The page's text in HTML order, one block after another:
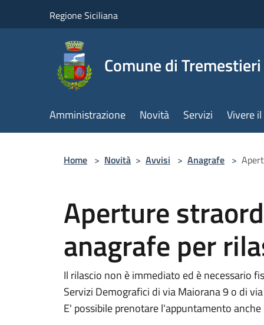
Regione Siciliana
Comune di
Amministrazione Novità Servizi Vivere
Home > Novità > Avvisi > Anagrafe >
Aperture
anagrafe per
Il rilascio non è immediato ed è necessario
Servizi Demografici di via Maiorana 9 o di
E' possibile prenotare l'appuntamento